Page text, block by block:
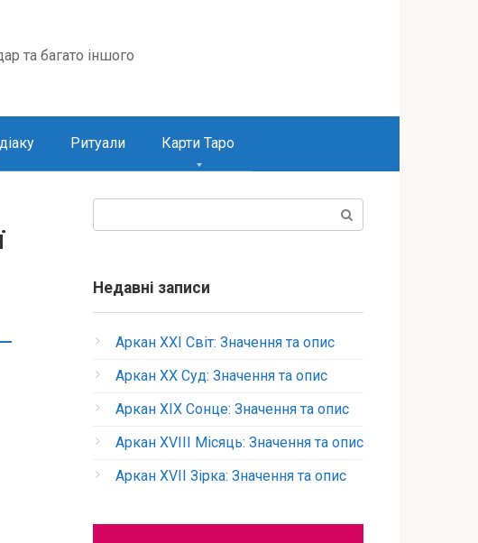
та багато іншого
Ритуали Карти Таро
Недавні записи
Аркан XXI Світ: Значення та опис
Аркан XX Суд: Значення та опис
Аркан XIX Сонце: Значення та опис
Аркан XVIII Місяць: Значення та опис
Аркан XVII Зірка: Значення та опис